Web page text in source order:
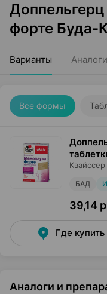
форте Буда-
Варианты Аналоги
Все формы
БАД
39,14
Где купить
Аналоги и